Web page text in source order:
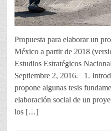
Propuesta para elaborar un
México a partir de 2018
Estudios Estratégicos
Septiembre 2, 2016. 1.
propone algunas tesis
elaboración social de un
los […]